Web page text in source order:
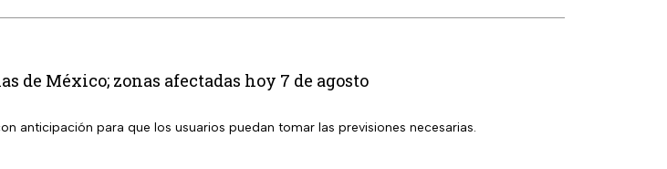
de México; zonas afectadas hoy 7 de agosto
anticipación para que los usuarios puedan tomar las previsiones necesarias.